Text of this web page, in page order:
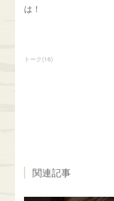
は！
トーク (16)
関連記事